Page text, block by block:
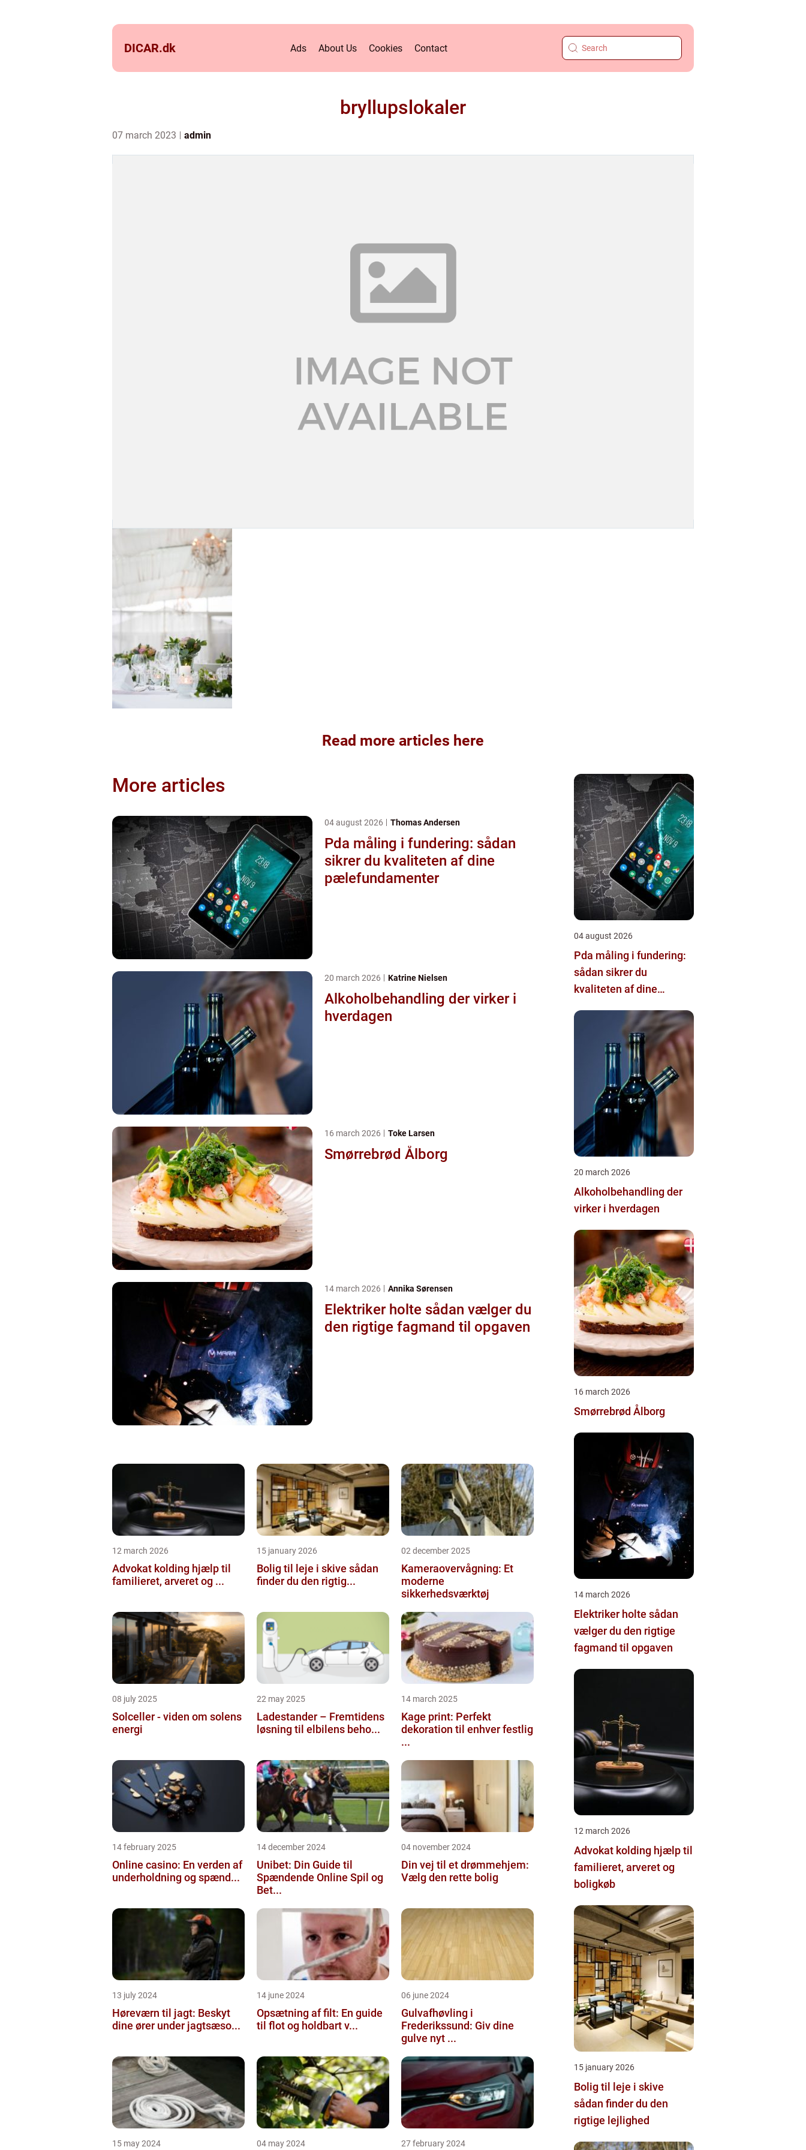
DICAR.dk Ads About Us Cookies Contact
bryllupslokaler
07 march 2023 admin
Read more articles here
More articles
04 august 2026 Thomas Andersen
Pda måling i fundering: sådan
sikrer du kvaliteten af dine
pælefundamenter
20 march 2026 Katrine Nielsen
Alkoholbehandling der virker i
hverdagen
16 march 2026 Toke Larsen
Smørrebrød Ålborg
14 march 2026 Annika Sørensen
Elektriker holte sådan vælger du
den rigtige fagmand til opgaven
12 march 2026
Advokat kolding hjælp til
familieret, arveret og ...
15 january 2026
Bolig til leje i skive sådan
finder du den rigtig...
02 december 2025
Kameraovervågning: Et
moderne
sikkerhedsværktøj
08 july 2025
Solceller - viden om solens
energi
22 may 2025
Ladestander – Fremtidens
løsning til elbilens beho...
14 march 2025
Kage print: Perfekt
dekoration til enhver festlig
...
14 february 2025
Online casino: En verden af
underholdning og spænd...
14 december 2024
Unibet: Din Guide til
Spændende Online Spil og
Bet...
04 november 2024
Din vej til et drømmehjem:
Vælg den rette bolig
13 july 2024
Høreværn til jagt: Beskyt
dine ører under jagtsæso...
14 june 2024
Opsætning af filt: En guide
til flot og holdbart v...
06 june 2024
Gulvafhøvling i
Frederikssund: Giv dine
gulve nyt ...
15 may 2024 04 may 2024 27 february 2024
04 august 2026
Pda måling i fundering:
sådan sikrer du
kvaliteten af dine
20 march 2026
Alkoholbehandling der
virker i hverdagen
16 march 2026
Smørrebrød Ålborg
14 march 2026
Elektriker holte sådan
vælger du den rigtige
fagmand til opgaven
12 march 2026
Advokat kolding hjælp til
familieret, arveret og
boligkøb
15 january 2026
Bolig til leje i skive
sådan finder du den
rigtige lejlighed